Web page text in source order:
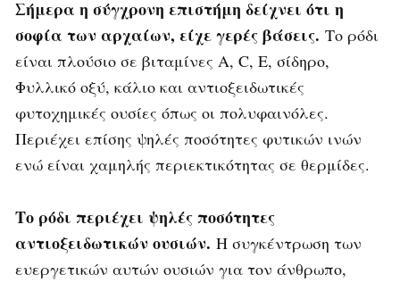
Σήμερα η σύγχρονη επιστήμη δείχνει ότι η
σοφία των αρχαίων, είχε γερές βάσεις. Το ρόδι
είναι πλούσιο σε βιταμίνες Α, C, Ε, σίδηρο,
Φυλλικό οξύ, κάλιο και αντιοξειδωτικές
φυτοχημικές ουσίες όπως οι πολυφαινόλες.
Περιέχει επίσης ψηλές ποσότητες φυτικών ινών
ενώ είναι χαμηλής περιεκτικότητας σε θερμίδες.
Το ρόδι περιέχει ψηλές ποσότητες
αντιοξειδωτικών ουσιών. Η συγκέντρωση των
ευεργετικών αυτών ουσιών για τον άνθρωπο,